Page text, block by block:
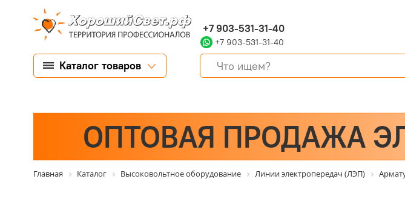
+7 903-531-31-40
+7 903-531-31-40
Каталог товаров
ОПТОВАЯ ПРОДАЖА
Главная Каталог Высоковольтное оборудование Линии электропередач (ЛЭП)